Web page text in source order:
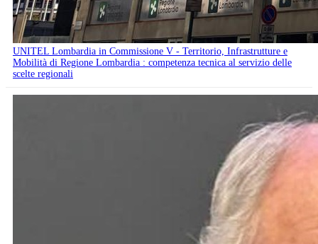
UNITEL Lombardia in Commissione V - Territorio, Infrastrutture e
Mobilità di Regione Lombardia : competenza tecnica al servizio delle
scelte regionali